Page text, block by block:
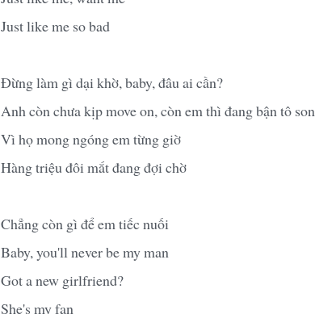
Just like me so bad
Đừng làm gì dại khờ, baby, đâu ai cần?
Anh còn chưa kịp move on, còn em thì đang bận tô son
Vì họ mong ngóng em từng giờ
Hàng triệu đôi mắt đang đợi chờ
Chẳng còn gì để em tiếc nuối
Baby, you'll never be my man
Got a new girlfriend?
She's my fan